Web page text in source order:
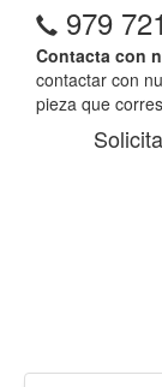
979
Contacta con
contactar con
pieza que